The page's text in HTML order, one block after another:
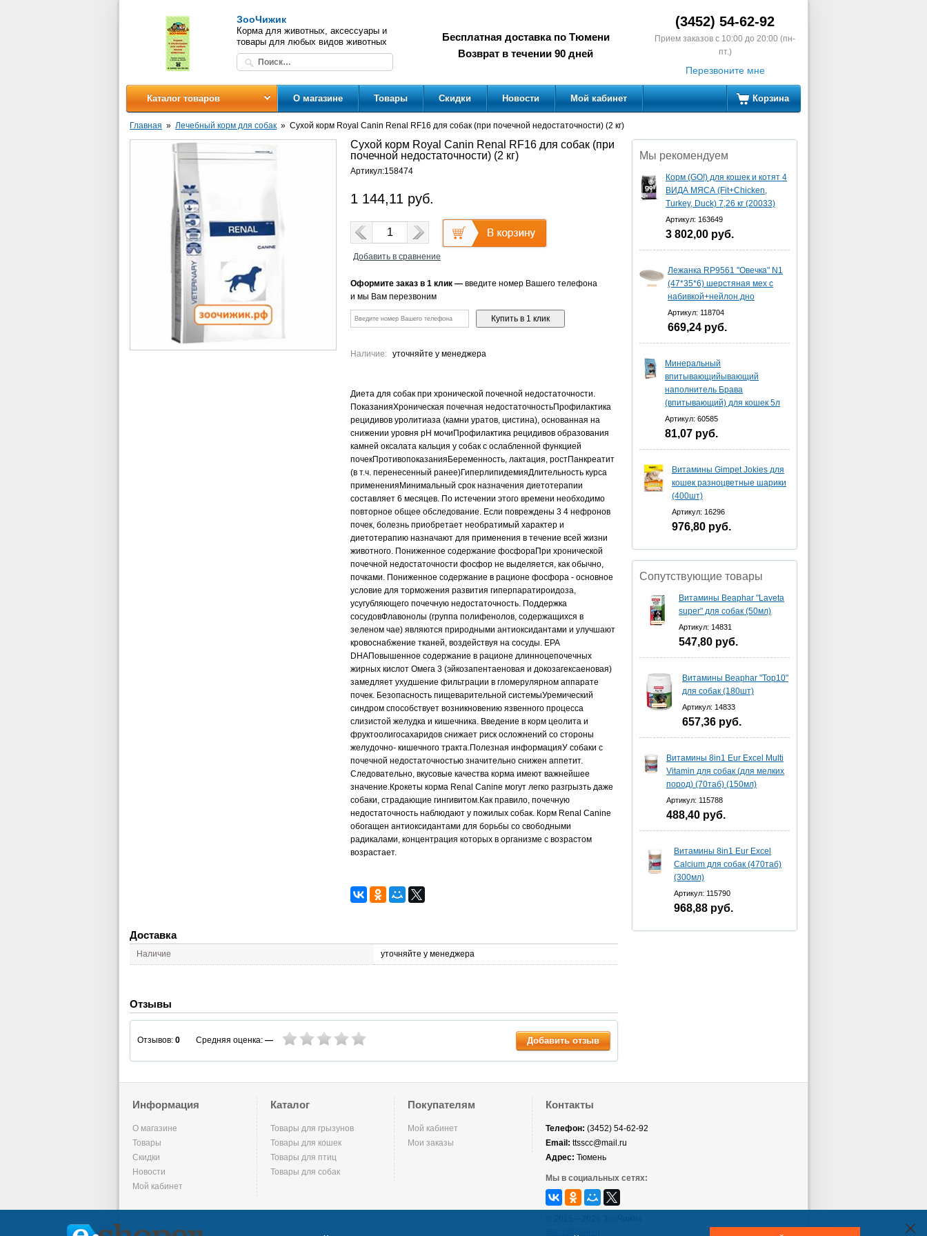
ЗооЧижик
Корма для животных, аксессуары и
товары для любых видов животных
Бесплатная доставка по Тюмени
Возврат в течении 90 дней
(3452) 54-62-92
Прием заказов с 10:00 до 20:00 (пн-
пт.)
Перезвоните мне
Каталог товаров Корзина
О магазине Товары Скидки Новости Мой кабинет
Главная Лечебный корм для собак Сухой корм Royal Canin Renal RF16 для собак (при почечной недостаточности) (2 кг)
Сухой корм Royal Canin Renal RF16 для собак (при
почечной недостаточности) (2 кг)
Артикул:158474
1 144,11 руб.
Добавить в сравнение
Оформите заказ в 1 клик — введите номер Вашего телефона
и мы Вам перезвоним
Наличие: уточняйте у менеджера
Диета для собак при хронической почечной недостаточности.
ПоказанияХроническая почечная недостаточностьПрофилактика
рецидивов уролитиаза (камни уратов, цистина), основанная на
снижении уровня pH мочиПрофилактика рецидивов образования
камней оксалата кальция у собак с ослабленной функцией
почекПротивопоказанияБеременность, лактация, ростПанкреатит
(в т.ч. перенесенный ранее)ГиперлипидемияДлительность курса
примененияМинимальный срок назначения диетотерапии
составляет 6 месяцев. По истечении этого времени необходимо
повторное общее обследование. Если повреждены 3 4 нефронов
почек, болезнь приобретает необратимый характер и
диетотерапию назначают для применения в течение всей жизни
животного. Пониженное содержание фосфораПри хронической
почечной недостаточности фосфор не выделяется, как обычно,
почками. Пониженное содержание в рационе фосфора - основное
условие для торможения развития гиперпаратироидоза,
усугубляющего почечную недостаточность. Поддержка
сосудовФлавонолы (группа полифенолов, содержащихся в
зеленом чае) являются природными антиоксидантами и улучшают
кровоснабжение тканей, воздействуя на сосуды. EPA
DHAПовышенное содержание в рационе длинноцепочечных
жирных кислот Омега 3 (эйкозапентаеновая и докозагексаеновая)
замедляет ухудшение фильтрации в гломерулярном аппарате
почек. Безопасность пищеварительной системыУремический
синдром способствует возникновению язвенного процесса
слизистой желудка и кишечника. Введение в корм цеолита и
фруктоолигосахаридов снижает риск осложнений со стороны
желудочно- кишечного тракта.Полезная информацияУ собаки с
почечной недостаточностью значительно снижен аппетит.
Следовательно, вкусовые качества корма имеют важнейшее
значение.Крокеты корма Renal Canine могут легко разгрызть даже
собаки, страдающие гингивитом.Как правило, почечную
недостаточность наблюдают у пожилых собак. Корм Renal Canine
обогащен антиоксидантами для борьбы со свободными
радикалами, концентрация которых в организме с возрастом
возрастает.
Доставка
Наличие уточняйте у менеджера
Отзывы
Отзывов: 0 Средняя оценка: — Добавить отзыв
Мы рекомендуем
Корм (GO!) для кошек и котят 4
ВИДА МЯСА (Fit+Chicken,
Turkey, Duck) 7,26 кг (20033)
Артикул: 163649
3 802,00 руб.
Лежанка RP9561 "Овечка" N1
(47*35*6) шерстяная мех с
набивкой+нейлон.дно
Артикул: 118704
669,24 руб.
Минеральный
впитывающийывающий
наполнитель Брава
(впитывающий) для кошек 5л
Артикул: 60585
81,07 руб.
Витамины Gimpet Jokies для
кошек разноцветные шарики
(400шт)
Артикул: 16296
976,80 руб.
Сопутствующие товары
Витамины Beaphar "Laveta
super" для собак (50мл)
Артикул: 14831
547,80 руб.
Витамины Beaphar "Top10"
для собак (180шт)
Артикул: 14833
657,36 руб.
Витамины 8in1 Eur Excel Multi
Vitamin для собак (для мелких
пород) (70таб) (150мл)
Артикул: 115788
488,40 руб.
Витамины 8in1 Eur Excel
Calcium для собак (470таб)
(300мл)
Артикул: 115790
968,88 руб.
Информация
О магазине
Товары
Скидки
Новости
Мой кабинет
Каталог
Товары для грызунов
Товары для кошек
Товары для птиц
Товары для собак
Покупателям
Мой кабинет
Мои заказы
Контакты
Телефон: (3452) 54-62-92
Email: ttsscc@mail.ru
Адрес: Тюмень
Мы в социальных сетях: